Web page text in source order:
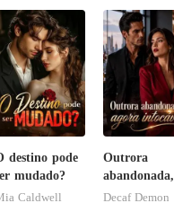
destino pode
mudado?
Caldwell
Outrora
abandonada,
agora
Decaf Demon